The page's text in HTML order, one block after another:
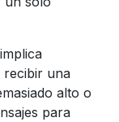
recibir una
alto o
para